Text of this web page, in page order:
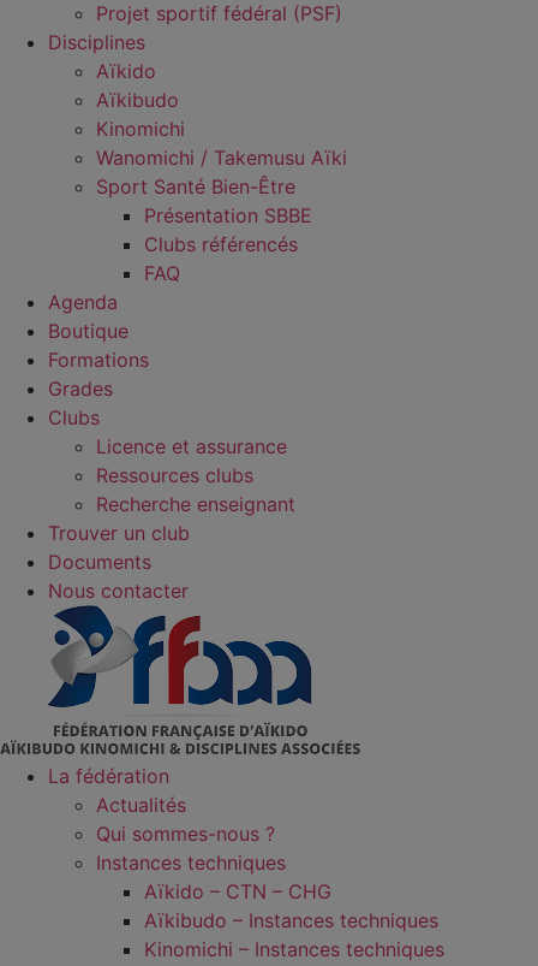
Projet sportif fédéral (PSF)
Disciplines
Aïkido
Aïkibudo
Kinomichi
Wanomichi / Takemusu Aïki
Sport Santé Bien-Être
Présentation SBBE
Clubs référencés
FAQ
Agenda
Boutique
Formations
Grades
Clubs
Licence et assurance
Ressources clubs
Recherche enseignant
Trouver un club
Documents
Nous contacter
La fédération
Actualités
Qui sommes-nous ?
Instances techniques
Aïkido – CTN – CHG
Aïkibudo – Instances techniques
Kinomichi – Instances techniques